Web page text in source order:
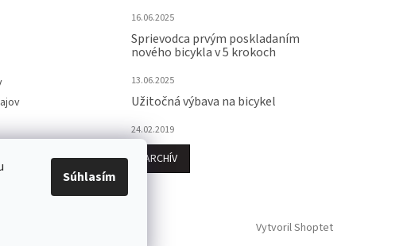
Súhlasím
16.06.2025
Sprievodca prvým poskladaním
nového bicykla v 5 krokoch
13.06.2025
Užitočná výbava na bicykel
24.02.2019
ARCHÍV
Vytvoril Shoptet